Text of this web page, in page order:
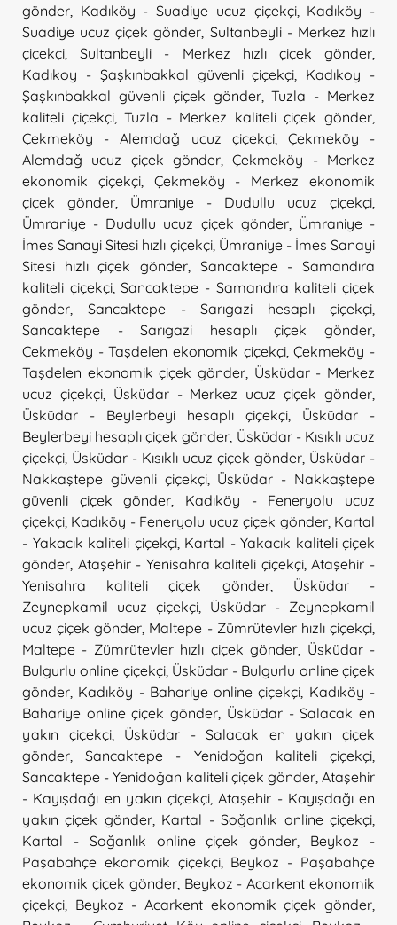
gönder
Kadıköy - Suadiye ucuz çiçekçi, Kadıköy -
Suadiye ucuz çiçek gönder Sultanbeyli - Merkez hızlı
çiçekçi ,Sultanbeyli - Merkez hızlı çiçek gönder
Kadıkoy - Şaşkınbakkal güvenli çiçekçi
Kadıkoy -
Şaşkınbakkal güvenli çiçek gönder,Tuzla - Merkez
kaliteli çiçekçi,Tuzla - Merkez kaliteli çiçek gönder
Çekmeköy - Alemdağ ucuz çiçekçi, Çekmeköy -
Alemdağ ucuz çiçek gönder ,Çekmeköy - Merkez
ekonomik çiçekçi, Çekmeköy - Merkez ekonomik
çiçek gönder
Ümraniye - Dudullu ucuz çiçekçi
Ümraniye - Dudullu ucuz çiçek gönder, Ümraniye -
İmes Sanayi Sitesi hızlı çiçekçi, Ümraniye - İmes Sanayi
Sitesi hızlı çiçek gönder
Sancaktepe - Samandıra
kaliteli çiçekçi,Sancaktepe - Samandıra kaliteli çiçek
gönder
Sancaktepe - Sarıgazi hesaplı çiçekçi
Sancaktepe - Sarıgazi hesaplı çiçek gönder
Çekmeköy - Taşdelen ekonomik çiçekçi,Çekmeköy -
Taşdelen ekonomik çiçek gönder Üsküdar - Merkez
ucuz çiçekçi, Üsküdar - Merkez ucuz çiçek gönder
Üsküdar - Beylerbeyi hesaplı çiçekçi
Üsküdar -
Beylerbeyi hesaplı çiçek gönder Üsküdar - Kısıklı ucuz
çiçekçi Üsküdar - Kısıklı ucuz çiçek gönder Üsküdar -
Nakkaştepe güvenli çiçekçi, Üsküdar - Nakkaştepe
güvenli çiçek gönder
Kadıköy - Feneryolu ucuz
çiçekçi Kadıköy - Feneryolu ucuz çiçek gönder, Kartal
- Yakacık kaliteli çiçekçi, Kartal - Yakacık kaliteli çiçek
gönder Ataşehir - Yenisahra kaliteli çiçekçi,Ataşehir -
Yenisahra kaliteli çiçek gönder, Üsküdar -
Zeynepkamil ucuz çiçekçi
Üsküdar - Zeynepkamil
ucuz çiçek gönder Maltepe - Zümrütevler hızlı çiçekçi
Maltepe - Zümrütevler hızlı çiçek gönder Üsküdar -
Bulgurlu online çiçekçi, Üsküdar - Bulgurlu online çiçek
gönder Kadıköy - Bahariye online çiçekçi Kadıköy -
Bahariye online çiçek gönder Üsküdar - Salacak en
yakın çiçekçi, Üsküdar - Salacak en yakın çiçek
gönder ,Sancaktepe - Yenidoğan kaliteli çiçekçi
Sancaktepe - Yenidoğan kaliteli çiçek gönder,Ataşehir
- Kayışdağı en yakın çiçekçi ,Ataşehir - Kayışdağı en
yakın çiçek gönder, Kartal - Soğanlık online çiçekçi
Kartal - Soğanlık online çiçek gönder
Beykoz -
Paşabahçe ekonomik çiçekçi, Beykoz - Paşabahçe
ekonomik çiçek gönder, Beykoz - Acarkent ekonomik
çiçekçi
Beykoz - Acarkent ekonomik çiçek gönder